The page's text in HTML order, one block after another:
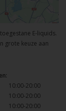
E-liquids.
grote keuze aan
10:00-20:00
10:00-20:00
10:00-20:00